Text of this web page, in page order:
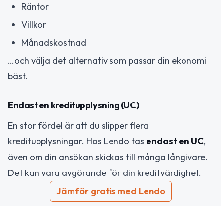
Räntor
Villkor
Månadskostnad
…och välja det alternativ som passar din ekonomi
bäst.
Endast en kreditupplysning (UC)
En stor fördel är att du slipper flera
kreditupplysningar. Hos Lendo tas endast en UC,
även om din ansökan skickas till många långivare.
Det kan vara avgörande för din kreditvärdighet.
Jämför gratis med Lendo